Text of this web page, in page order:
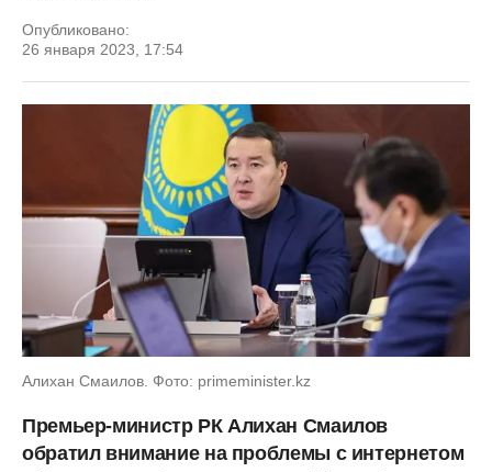
Опубликовано:
26 января 2023, 17:54
Алихан Смаилов. Фото: primeminister.kz
Премьер-министр РК Алихан Смаилов
обратил внимание на проблемы с интернетом